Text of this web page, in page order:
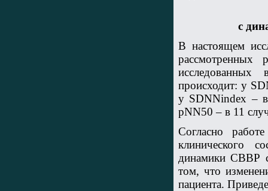
с
В настоящем
происходит: у
у SDNNindex –
pNN50 – в 11
Согласно
клинического
динамики СВВР
том, что
пациента.